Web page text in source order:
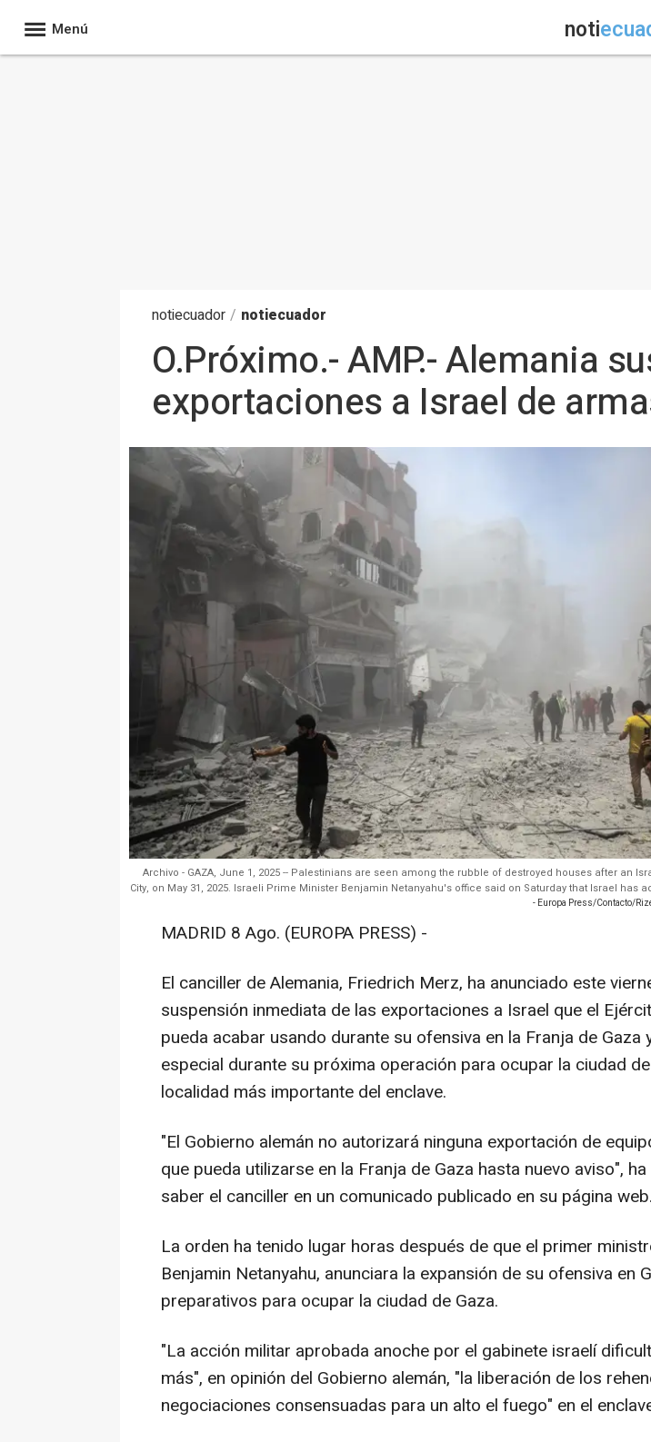
Menú noti
notiecuador / notiecuador
O.Próximo.- AMP.- Alemania
exportaciones a Israel de
Archivo - GAZA, June 1, 2025 -- Palestinians are seen among the rubble of destroyed houses after an
City, on May 31, 2025. Israeli Prime Minister Benjamin Netanyahu's office said on Saturday that Israel has
- Europa Press/Contacto/
MADRID 8 Ago. (EUROPA PRESS) -
El canciller de Alemania, Friedrich Merz, ha anunciado este
suspensión inmediata de las exportaciones a Israel que el
pueda acabar usando durante su ofensiva en la Franja de Gaza
especial durante su próxima operación para ocupar la ciudad
localidad más importante del enclave.
"El Gobierno alemán no autorizará ninguna exportación de
que pueda utilizarse en la Franja de Gaza hasta nuevo aviso",
saber el canciller en un comunicado publicado en su página web.
La orden ha tenido lugar horas después de que el primer
Benjamin Netanyahu, anunciara la expansión de su ofensiva en
preparativos para ocupar la ciudad de Gaza.
"La acción militar aprobada anoche por el gabinete israelí
más", en opinión del Gobierno alemán, "la liberación de los
negociaciones consensuadas para un alto el fuego" en el